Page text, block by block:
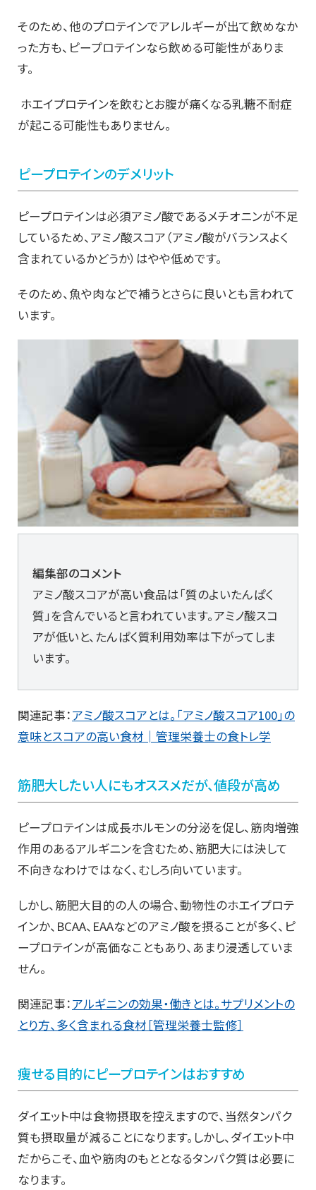
そのため、他のプロテインでアレルギーが出て飲めなか
った方も、ピープロテインなら飲める可能性がありま
す。
ホエイプロテインを飲むとお腹が痛くなる乳糖不耐症
が起こる可能性もありません。
ピープロテインのデメリット
ピープロテインは必須アミノ酸であるメチオニンが不足
しているため、アミノ酸スコア（アミノ酸がバランスよく
含まれているかどうか）はやや低めです。
そのため、魚や肉などで補うとさらに良いとも言われて
います。
編集部のコメント
アミノ酸スコアが高い食品は「質のよいたんぱく
質」を含んでいると言われています。アミノ酸スコ
アが低いと、たんぱく質利用効率は下がってしま
います。
関連記事：アミノ酸スコアとは。「アミノ酸スコア100」の
意味とスコアの高い食材│管理栄養士の食トレ学
筋肥大したい人にもオススメだが、値段が高め
ピープロテインは成長ホルモンの分泌を促し、筋肉増強
作用のあるアルギニンを含むため、筋肥大には決して
不向きなわけではなく、むしろ向いています。
しかし、筋肥大目的の人の場合、動物性のホエイプロテ
インか、BCAA、EAAなどのアミノ酸を摂ることが多く、ピ
ープロテインが高価なこともあり、あまり浸透していま
せん。
関連記事：アルギニンの効果・働きとは。サプリメントの
とり方、多く含まれる食材［管理栄養士監修］
痩せる目的にピープロテインはおすすめ
ダイエット中は食物摂取を控えますので、当然タンパク
質も摂取量が減ることになります。しかし、ダイエット中
だからこそ、血や筋肉のもととなるタンパク質は必要に
なります。